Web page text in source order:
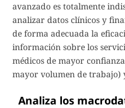
avanzado es totalmente
analizar datos clínicos y
de forma adecuada la
información sobre los
médicos de mayor
mayor volumen de trabajo)
Analiza los